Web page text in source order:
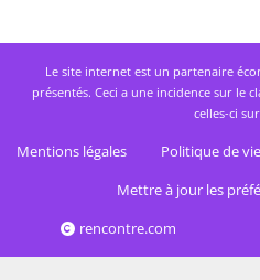
Le site internet est un partenaire
présentés. Ceci a une incidence sur le
celles-ci
Mentions légales Politique de
Mettre à jour les
rencontre.com